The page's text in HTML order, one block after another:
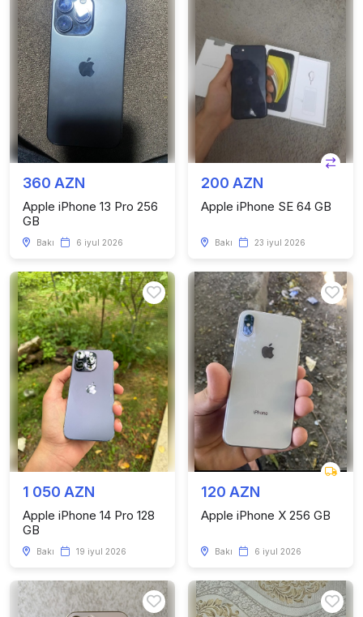
360 AZN
Apple iPhone 13 Pro 256
GB
Bakı 6 iyul 2026
200 AZN
Apple iPhone SE 64 GB
Bakı 23 iyul 2026
1 050 AZN
Apple iPhone 14 Pro 128
GB
Bakı 19 iyul 2026
120 AZN
Apple iPhone X 256 GB
Bakı 6 iyul 2026